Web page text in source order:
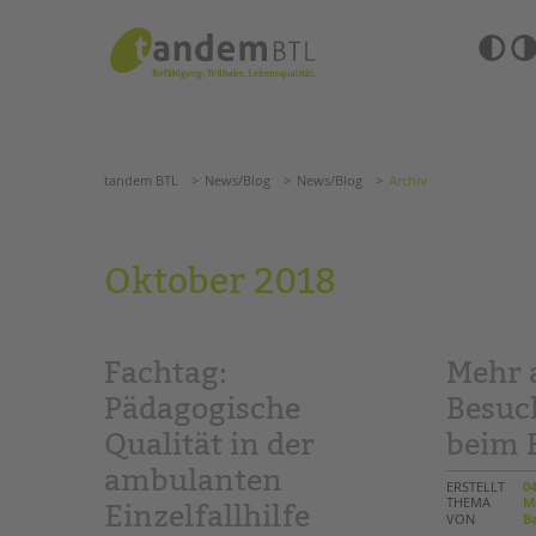
Barrierefrei-
ANGEBOTE
KITA & FRÜHE HILFEN
Grundschulen
Oberschulen
Förderzentren
Kollegs
EFöB
Schulbezogene Sozialarbeit
Tagesgruppen
BETREUTES
TANDEM BTL
Zertfikatskurse
Seminarkalender
tandem BTL News/Blog
tandem BTL News/Blog News/Blog Archiv
Oktober 2018
Fachtag:
Pädagogische
Qualität in der
ambulanten
Einzelfallhilfe
Mehr
beim
ERSTELLT
THEMA
VON